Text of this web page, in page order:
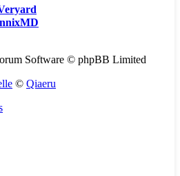
Software © phpBB Limited
© Qiaeru